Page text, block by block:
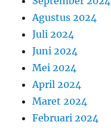
Agustus 2024
Juli 2024
Juni 2024
Mei 2024
April 2024
Maret 2024
Februari 2024